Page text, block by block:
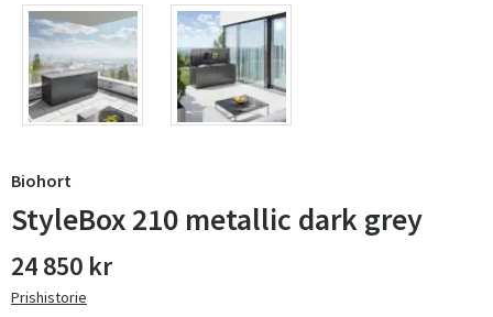
Biohort
StyleBox 210 metallic dark grey
24 850 kr
Prishistorie